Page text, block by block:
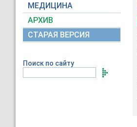
МЕДИЦИНА
АРХИВ
СТАРАЯ ВЕРСИЯ
Поиск по сайту